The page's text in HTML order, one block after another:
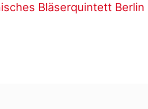
Bläserquintett Berlin